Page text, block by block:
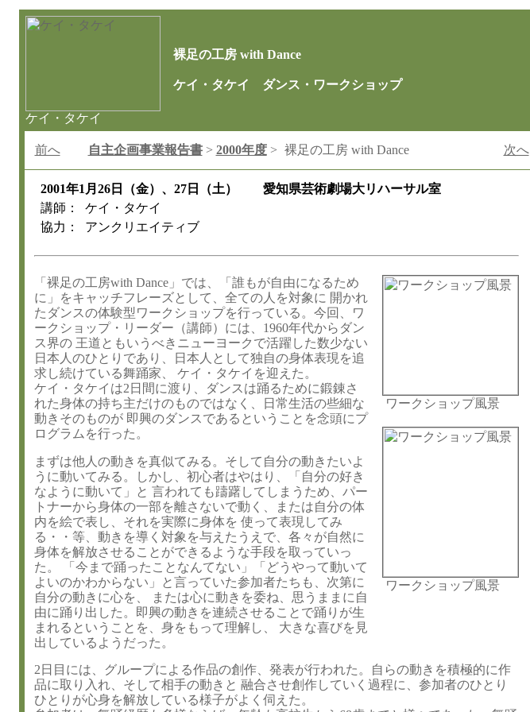
ケイ・タケイ
裸足の工房 with Dance
ケイ・タケイ ダンス・ワークショップ
前へ 自主企画事業報告書> 2000年度> 裸足の工房 with Dance 次へ
2001年1月26日（金）、27日（土） 愛知県芸術劇場大リハーサル室
講師： ケイ・タケイ
協力： アンクリエイティブ
「裸足の工房with Dance」では、「誰もが自由になるため
に」をキャッチフレーズとして、全ての人を対象に 開かれ
たダンスの体験型ワークショップを行っている。今回、ワ
ークショップ・リーダー（講師）には、1960年代からダン
ス界の 王道ともいうべきニューヨークで活躍した数少ない
日本人のひとりであり、日本人として独自の身体表現を追
求し続けている舞踊家、 ケイ・タケイを迎えた。
ケイ・タケイは2日間に渡り、ダンスは踊るために鍛錬さ
れた身体の持ち主だけのものではなく、日常生活の些細な
動きそのものが 即興のダンスであるということを念頭にプ
ログラムを行った。
まずは他人の動きを真似てみる。そして自分の動きたいよ
うに動いてみる。しかし、初心者はやはり、「自分の好き
なように動いて」と 言われても躊躇してしまうため、パー
トナーから身体の一部を離さないで動く、または自分の体
内を絵で表し、それを実際に身体を 使って表現してみ
る・・等、動きを導く対象を与えたうえで、各々が自然に
身体を解放させることができるような手段を取っていっ
た。 「今まで踊ったことなんてない」「どうやって動いて
よいのかわからない」と言っていた参加者たちも、次第に
自分の動きに心を、 または心に動きを委ね、思うままに自
由に踊り出した。即興の動きを連続させることで踊りが生
まれるということを、身をもって理解し、 大きな喜びを見
出しているようだった。
ワークショップ風景
ワークショップ風景
2日目には、グループによる作品の創作、発表が行われた。自らの動きを積極的に作
品に取り入れ、そして相手の動きと 融合させ創作していく過程に、参加者のひとり
ひとりが心身を解放している様子がよく伺えた。